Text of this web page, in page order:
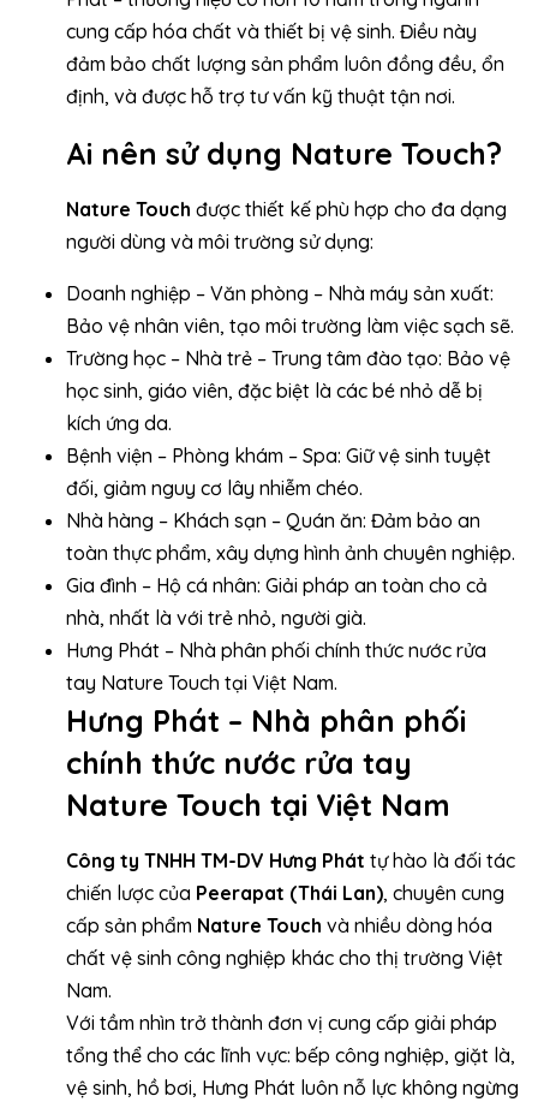
cung cấp hóa chất và thiết bị vệ sinh. Điều này
đảm bảo chất lượng sản phẩm luôn đồng đều, ổn
định, và được hỗ trợ tư vấn kỹ thuật tận nơi.
Ai nên sử dụng Nature Touch?
Nature Touch được thiết kế phù hợp cho đa dạng
người dùng và môi trường sử dụng:
Doanh nghiệp – Văn phòng – Nhà máy sản xuất:
Bảo vệ nhân viên, tạo môi trường làm việc sạch sẽ.
Trường học – Nhà trẻ – Trung tâm đào tạo: Bảo vệ
học sinh, giáo viên, đặc biệt là các bé nhỏ dễ bị
kích ứng da.
Bệnh viện – Phòng khám – Spa: Giữ vệ sinh tuyệt
đối, giảm nguy cơ lây nhiễm chéo.
Nhà hàng – Khách sạn – Quán ăn: Đảm bảo an
toàn thực phẩm, xây dựng hình ảnh chuyên nghiệp.
Gia đình – Hộ cá nhân: Giải pháp an toàn cho cả
nhà, nhất là với trẻ nhỏ, người già.
Hưng Phát – Nhà phân phối chính thức nước rửa
tay Nature Touch tại Việt Nam.
Hưng Phát – Nhà phân phối
chính thức nước rửa tay
Nature Touch tại Việt Nam
Công ty TNHH TM-DV Hưng Phát tự hào là đối tác
chiến lược của Peerapat (Thái Lan), chuyên cung
cấp sản phẩm Nature Touch và nhiều dòng hóa
chất vệ sinh công nghiệp khác cho thị trường Việt
Nam.
Với tầm nhìn trở thành đơn vị cung cấp giải pháp
tổng thể cho các lĩnh vực: bếp công nghiệp, giặt là,
vệ sinh, hồ bơi, Hưng Phát luôn nỗ lực không ngừng